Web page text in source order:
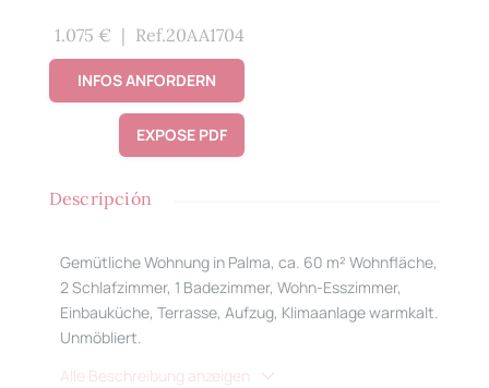
1.075 € | Ref.20AA1704
INFOS ANFORDERN
EXPOSE PDF
Descripción
Gemütliche Wohnung in Palma, ca. 60 m² Wohnfläche,
2 Schlafzimmer, 1 Badezimmer, Wohn-Esszimmer,
Einbauküche, Terrasse, Aufzug, Klimaanlage warmkalt.
Unmöbliert.
Alle Beschreibung anzeigen